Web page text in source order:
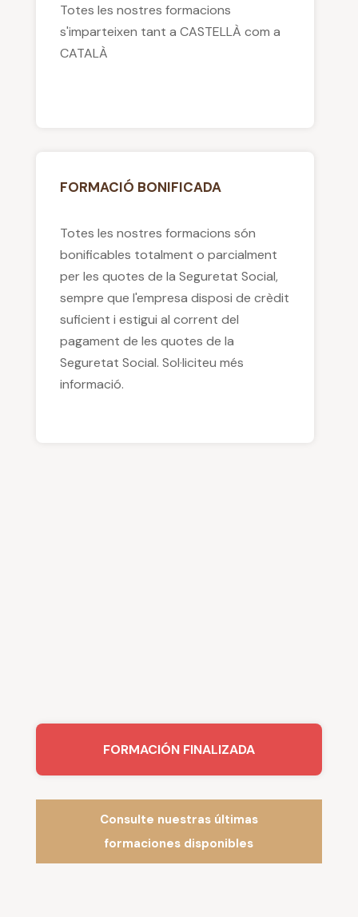
Totes les nostres formacions
s'imparteixen tant a CASTELLÀ com a
CATALÀ
FORMACIÓ BONIFICADA
Totes les nostres formacions són
bonificables totalment o parcialment
per les quotes de la Seguretat Social,
sempre que l'empresa disposi de crèdit
suficient i estigui al corrent del
pagament de les quotes de la
Seguretat Social. Sol·liciteu més
informació.
FORMACIÓN FINALIZADA
Consulte nuestras últimas
formaciones disponibles